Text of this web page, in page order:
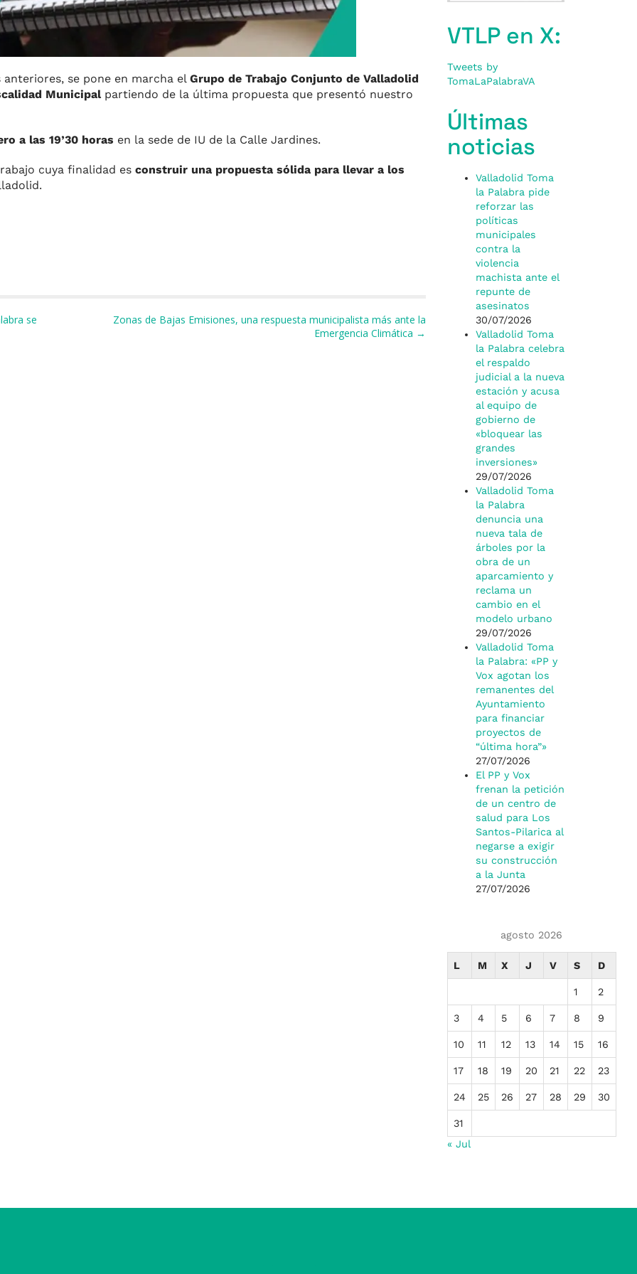
anteriores, se pone en marcha el Grupo de Trabajo Conjunto de Valladolid
Municipalpartiendo de la última propuesta que presentó nuestro
a las 19’30 horas en la sede de IU de la Calle Jardines.
cuya finalidad es construir una propuesta sólida para llevar a los
se
Zonas de Bajas Emisiones, una respuesta municipalista más ante la
Emergencia Climática →
VTLP en X:
Tweets by
TomaLaPalabraVA
Últimas
noticias
Valladolid Toma
la Palabra pide
reforzar las
políticas
municipales
contra la
violencia
machista ante el
repunte de
asesinatos
30/07/2026
Valladolid Toma
la Palabra celebra
el respaldo
judicial a la nueva
estación y acusa
al equipo de
gobierno de
«bloquear las
grandes
inversiones»
29/07/2026
Valladolid Toma
la Palabra
denuncia una
nueva tala de
árboles por la
obra de un
aparcamiento y
reclama un
cambio en el
modelo urbano
29/07/2026
Valladolid Toma
la Palabra: «PP y
Vox agotan los
remanentes del
Ayuntamiento
para financiar
proyectos de
“última hora”»
27/07/2026
El PP y Vox
frenan la petición
de un centro de
salud para Los
Santos-Pilarica al
negarse a exigir
su construcción
a la Junta
27/07/2026
agosto 2026
L M X J V S D
1 2
3 4 5 6 7 8 9
10 11 12 13 14 15 16
17 18 19 20 21 22 23
24 25 26 27 28 29 30
31
« Jul